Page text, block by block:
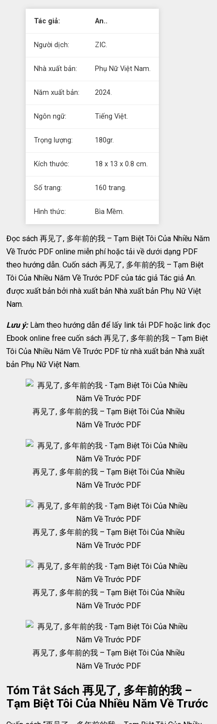
Tác giả: An..
Người dịch: ZIC.
Nhà xuất bản: Phụ Nữ Việt Nam.
Năm xuất bản: 2024.
Ngôn ngữ: Tiếng Việt.
Trọng lượng: 180gr.
Kích thước: 18 x 13 x 0.8 cm.
Số trang: 160 trang.
Hình thức: Bìa Mềm.
Đọc sách 再见了, 多年前的我 – Tạm Biệt Tôi Của Nhiều Năm
Về Trước PDF online miễn phí hoặc tải về dưới dạng PDF
theo hướng dẫn. Cuốn sách 再见了, 多年前的我 – Tạm Biệt
Tôi Của Nhiều Năm Về Trước PDF của tác giả Tác giả An.
được xuất bản bởi nhà xuất bản Nhà xuất bản Phụ Nữ Việt
Nam.
Lưu ý:Làm theo hướng dẫn để lấy link tải PDF hoặc link đọc
Ebook online free cuốn sách 再见了, 多年前的我 – Tạm Biệt
Tôi Của Nhiều Năm Về Trước PDF từ nhà xuất bản Nhà xuất
bản Phụ Nữ Việt Nam.
再见了, 多年前的我 – Tạm Biệt Tôi Của Nhiều
Năm Về Trước PDF
再见了, 多年前的我 – Tạm Biệt Tôi Của Nhiều
Năm Về Trước PDF
再见了, 多年前的我 – Tạm Biệt Tôi Của Nhiều
Năm Về Trước PDF
再见了, 多年前的我 – Tạm Biệt Tôi Của Nhiều
Năm Về Trước PDF
再见了, 多年前的我 – Tạm Biệt Tôi Của Nhiều
Năm Về Trước PDF
Tóm Tắt Sách 再见了, 多年前的我 –
Tạm Biệt Tôi Của Nhiều Năm Về Trước